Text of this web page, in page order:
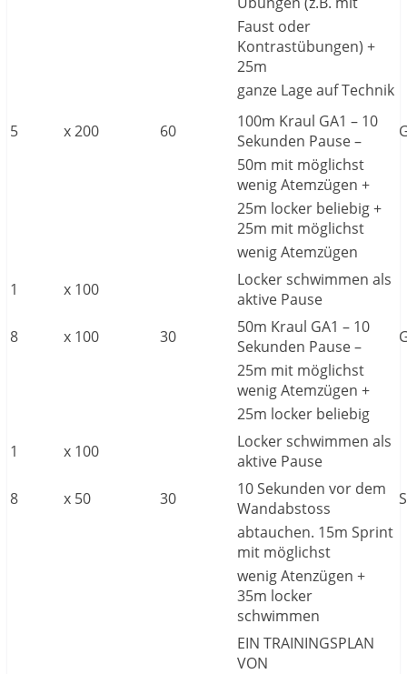
Faust oder
Kontrastübungen) +
25m
ganze Lage auf Technik
5 x200 60
100m Kraul GA1 – 10
Sekunden Pause –
50m mit möglichst
wenig Atemzügen +
25m locker beliebig +
25m mit möglichst
wenig Atemzügen
1
x 100
Locker schwimmen als
aktive Pause
8
x 100 30
50m Kraul GA1 – 10
Sekunden Pause –
25m mit möglichst
wenig Atemzügen +
25m locker beliebig
1
x 100
Locker schwimmen als
aktive Pause
8
x 50 30
10 Sekunden vor dem
Wandabstoss
S
abtauchen. 15m Sprint
mit möglichst
wenig Atenzügen +
35m locker
schwimmen
EIN TRAININGSPLAN
VON